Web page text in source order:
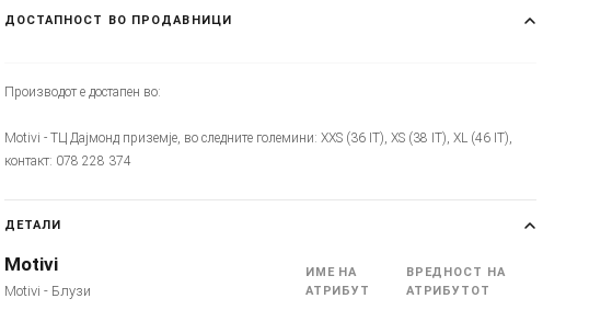
ДОСТАПНОСТ ВО ПРОДАВНИЦИ
Производот е достапен во:
Motivi - ТЦ Дајмонд приземје, во следните големини: XXS (36 IT), XS (38 IT), XL (46 IT),
контакт: 078 228 374
ДЕТАЛИ
Motivi
Motivi - Блузи
ИМЕ НА
АТРИБУТ
ВРЕДНОСТ НА
АТРИБУТОТ